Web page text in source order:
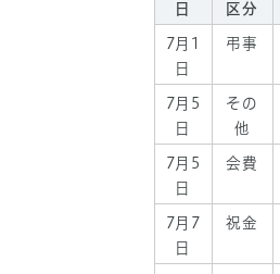
日
区分
7月1
日
弔事
7月5
日
その
他
7月5
日
会費
7月7
日
祝金